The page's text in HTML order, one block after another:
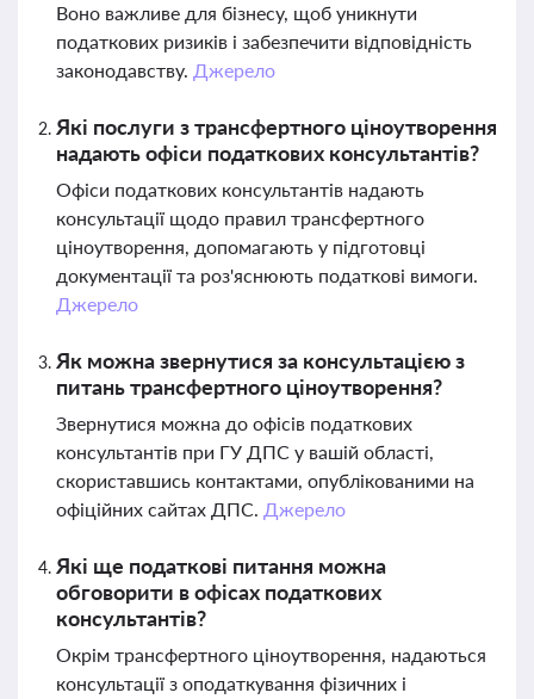
Воно важливе для бізнесу, щоб уникнути
податкових ризиків і забезпечити відповідність
законодавству. Джерело
Які послуги з трансфертного ціноутворення
надають офіси податкових консультантів?
Офіси податкових консультантів надають
консультації щодо правил трансфертного
ціноутворення, допомагають у підготовці
документації та роз'яснюють податкові вимоги.
Джерело
Як можна звернутися за консультацією з
питань трансфертного ціноутворення?
Звернутися можна до офісів податкових
консультантів при ГУ ДПС у вашій області,
скориставшись контактами, опублікованими на
офіційних сайтах ДПС. Джерело
Які ще податкові питання можна
обговорити в офісах податкових
консультантів?
Окрім трансфертного ціноутворення, надаються
консультації з оподаткування фізичних і